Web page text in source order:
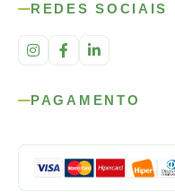
REDES SOCIAIS
PAGAMENTO